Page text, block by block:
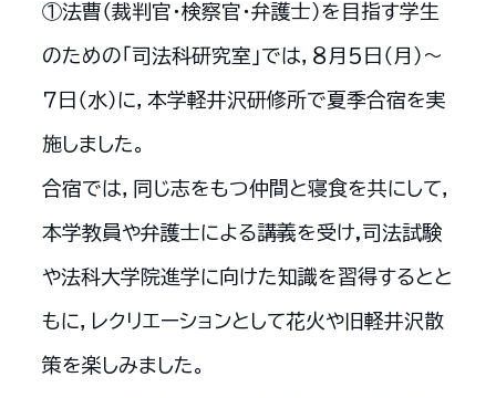
①法曹（裁判官・検察官・弁護士）を目指す学生
のための「司法科研究室」では，８月５日（月）～
７日（水）に，本学軽井沢研修所で夏季合宿を実
施しました。
合宿では，同じ志をもつ仲間と寝食を共にして，
本学教員や弁護士による講義を受け,司法試験
や法科大学院進学に向けた知識を習得するとと
もに，レクリエーションとして花火や旧軽井沢散
策を楽しみました。